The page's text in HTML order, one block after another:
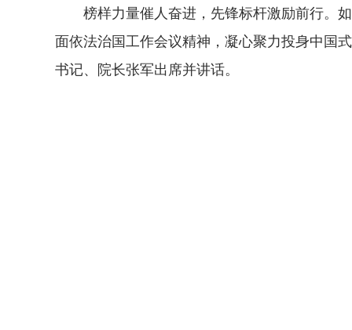
榜样力量催人奋进，先锋标杆激励前行。如
面依法治国工作会议精神，凝心聚力投身中国
书记、院长张军出席并讲话。